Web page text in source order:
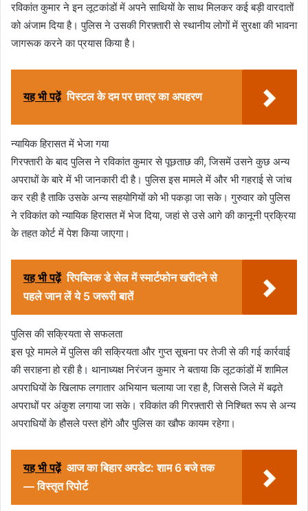
रविकांत कुमार ने इन लूटकांडों में अपने साथियों के साथ मिलकर कई बड़ी वारदातों
को अंजाम दिया है। पुलिस ने उसकी गिरफ़्तारी से स्थानीय लोगों में सुरक्षा की भावना
जागरूक करने का प्रयास किया है।
यह भी पढ़ें पिस्टल के दम पर छात्र का अपहरण
न्यायिक हिरासत में भेजा गया
गिरफ्तारी के बाद पुलिस ने रविकांत कुमार से पूछताछ की, जिसमें उसने कुछ अन्य
अपराधों के बारे में भी जानकारी दी है। पुलिस इस मामले में और भी गहराई से जांच
कर रही है ताकि उसके अन्य सहयोगियों को भी पकड़ा जा सके। गुरुवार को पुलिस
ने रविकांत को न्यायिक हिरासत में भेज दिया, जहां से उसे आगे की कानूनी प्रक्रिया
के तहत कोर्ट में पेश किया जाएगा।
यह भी पढ़ें रिपब्लिक डे सेल में स्मार्टफोन खरीदने से
पहले जान लें ये 5 जरूरी बातें
पुलिस की सक्रियता से सफलता
इस पूरे मामले में पुलिस की सक्रियता और गुप्त सूचना पर तेजी से की गई कार्रवाई
की सराहना हो रही है। थानाध्यक्ष निरंजन कुमार ने बताया कि लूटकांडों में शामिल
अपराधियों के खिलाफ लगातार अभियान चलाया जा रहा है, जिससे जिले में बढ़ते
अपराधों पर अंकुश लगाया जा सके। रविकांत की गिरफ़्तारी से निश्चित रूप से अन्य
अपराधियों के हौसले पस्त होंगे और पुलिस का खौफ कायम रहेगा।
यह भी पढ़ें आज का बिहार अपडेट: शाम 6 बजे तक
— विस्तृत रिपोर्ट